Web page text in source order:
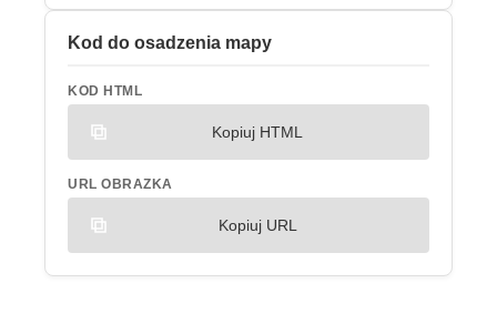
Kod do osadzenia mapy
KOD HTML
Kopiuj HTML
URL OBRAZKA
Kopiuj URL